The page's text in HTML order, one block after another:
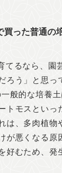
買った普通の
てるなら、園
ろう」と思っ
般的な培養
トモスといっ
は、多肉植物
が悪くなる原
好むため、発